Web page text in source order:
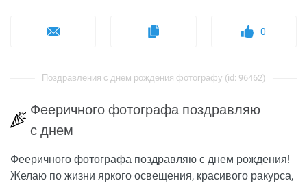
0
Поздравления с днем рождения фотографу (id: 96462)
Фееричного фотографа поздравляю
с днем
Фееричного фотографа поздравляю с днем рождения!
Желаю по жизни яркого освещения, красивого ракурса,